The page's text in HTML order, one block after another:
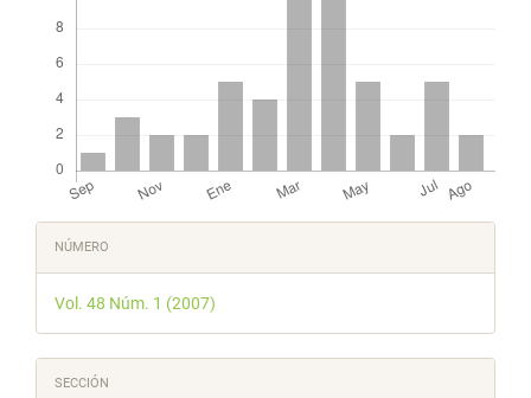
Detalles
del
artículo
NÚMERO
Vol. 48 Núm. 1 (2007)
SECCIÓN